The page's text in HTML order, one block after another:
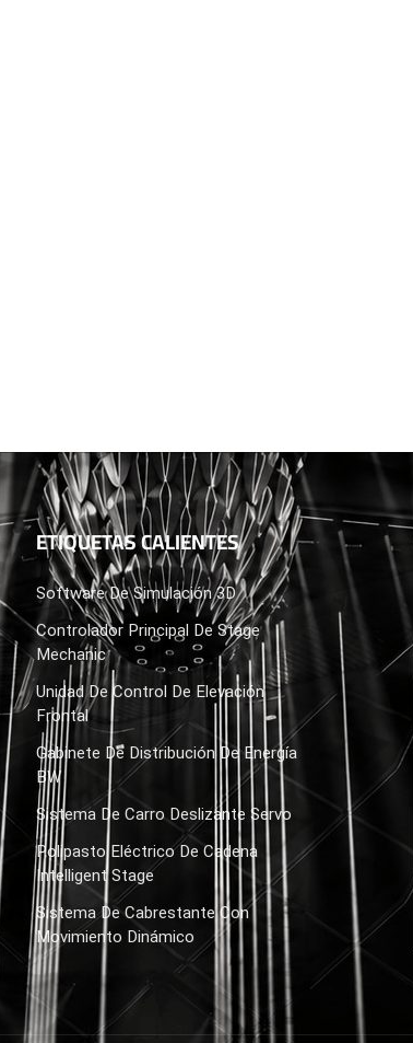
ETIQUETAS CALIENTES
Software De Simulación 3D
Controlador Principal De Stage
Mechanic
Unidad De Control De Elevación
Frontal
Gabinete De Distribución De Energía
BW
Sistema De Carro Deslizante Servo
Polipasto Eléctrico De Cadena
Intelligent Stage
Sistema De Cabrestante Con
Movimiento Dinámico